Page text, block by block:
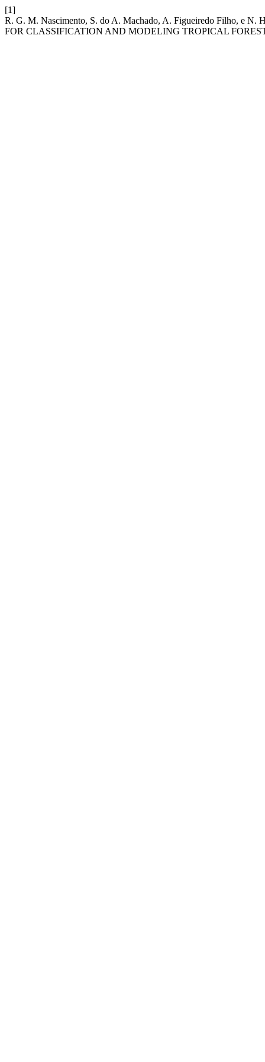
[1]
R. G. M. Nascimento, S. do A. Machado, A. Figueiredo Filho, e
FOR CLASSIFICATION AND MODELING TROPICAL